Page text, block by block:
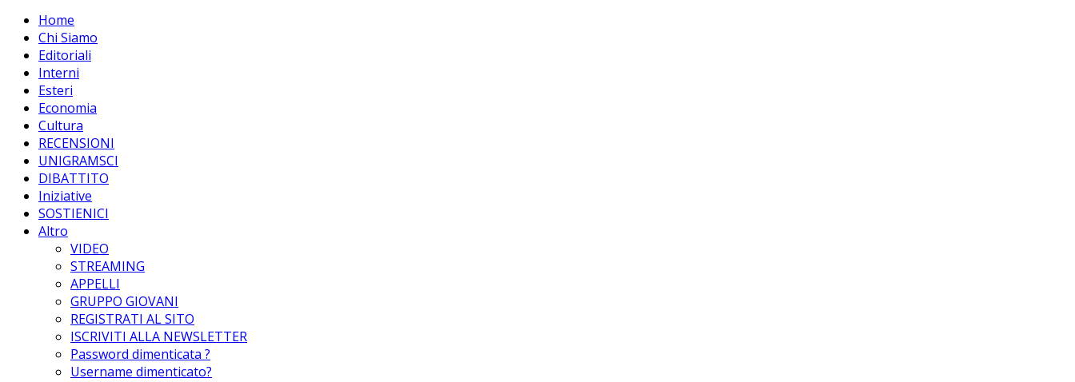
Home
Chi Siamo
Editoriali
Interni
Esteri
Economia
Cultura
RECENSIONI
UNIGRAMSCI
DIBATTITO
Iniziative
SOSTIENICI
Altro
VIDEO
STREAMING
APPELLI
GRUPPO GIOVANI
REGISTRATI AL SITO
ISCRIVITI ALLA NEWSLETTER
Password dimenticata ?
Username dimenticato?